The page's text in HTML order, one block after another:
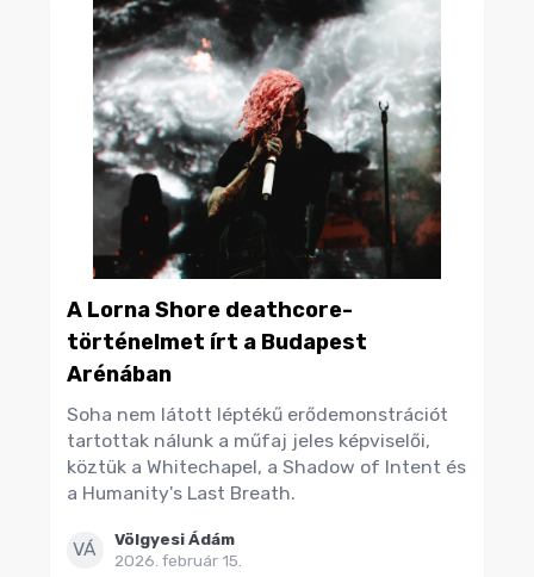
A Lorna Shore deathcore-
történelmet írt a Budapest
Arénában
Soha nem látott léptékű erődemonstrációt
tartottak nálunk a műfaj jeles képviselői,
köztük a Whitechapel, a Shadow of Intent és
a Humanity's Last Breath.
VÁ
Völgyesi Ádám
2026. február 15.